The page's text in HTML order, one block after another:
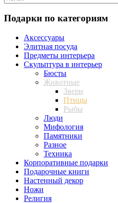
Подарки по категориям
Аксессуары
Элитная посуда
Предметы интерьера
Скульптура в интерьер
Бюсты
Животные
Звери
Птицы
Рыбы
Люди
Мифология
Памятники
Разное
Техника
Корпоративные подарки
Подарочные книги
Настенный декор
Ножи
Религия